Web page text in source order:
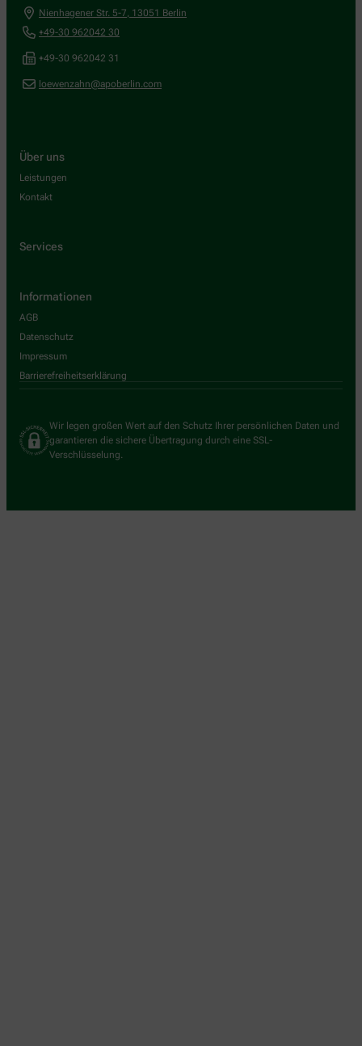
Nienhagener Str. 5-7, 13051 Berlin
+49-30 962042 30
+49-30 962042 31
loewenzahn@apoberlin.com
Über uns
Leistungen
Kontakt
Services
Informationen
AGB
Datenschutz
Impressum
Barrierefreiheitserklärung
Wir legen großen Wert auf den Schutz Ihrer persönlichen Daten und
garantieren die sichere Übertragung durch eine SSL-
Verschlüsselung.